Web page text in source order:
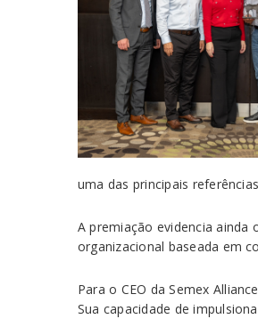
uma das principais
A premiação evidencia
organizacional baseada em
Para o CEO da Semex
Sua capacidade de